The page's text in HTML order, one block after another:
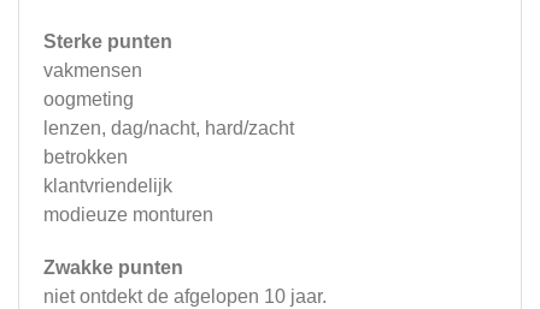
Sterke punten
vakmensen
oogmeting
lenzen, dag/nacht, hard/zacht
betrokken
klantvriendelijk
modieuze monturen
Zwakke punten
niet ontdekt de afgelopen 10 jaar.